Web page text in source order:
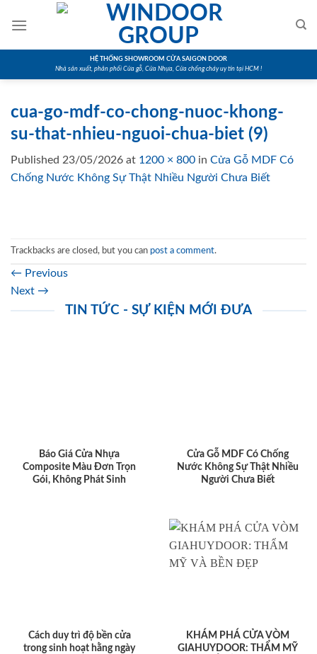
HỆ THỐNG SHOWROOM CỬA SAIGON DOOR
Nhà sản xuất, phân phối Cửa gỗ, Cửa Nhựa, Cửa chống cháy uy tín tại HCM !
cua-go-mdf-co-chong-nuoc-khong-
su-that-nhieu-nguoi-chua-biet (9)
Published 23/05/2026 at 1200 × 800 in Cửa Gỗ MDF Có
Chống Nước Không Sự Thật Nhiều Người Chưa Biết
Trackbacks are closed, but you can post a comment.
← Previous
Next →
TIN TỨC - SỰ KIỆN MỚI ĐƯA
Báo Giá Cửa Nhựa
Composite Màu Đơn Trọn
Gói, Không Phát Sinh
Cửa Gỗ MDF Có Chống
Nước Không Sự Thật Nhiều
Người Chưa Biết
Cách duy trì độ bền cửa
trong sinh hoạt hằng ngày
KHÁM PHÁ CỬA VÒM
GIAHUYDOOR: THẨM MỸ